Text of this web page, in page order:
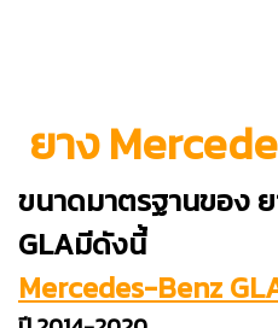
ยาง
ขนาดมาตรฐานของ
GLAมีดังนี้
Mercedes-Benz